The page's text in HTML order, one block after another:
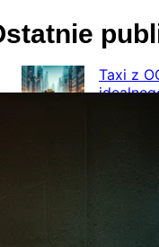
Taxi z
smaku